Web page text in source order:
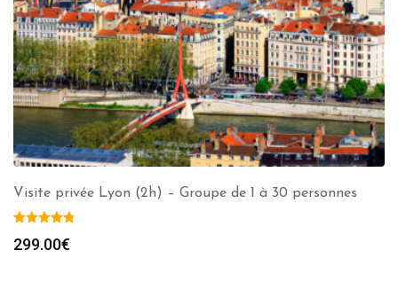
Visite privée Lyon (2h) – Groupe de 1 à 30 personnes
299.00€